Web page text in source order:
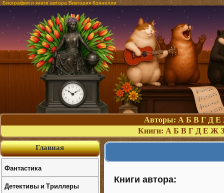
Биография и книги автора Виктория Коннелли
Авторы: А Б В Г Д Е
Книги: А Б В Г Д Е Ж З
Книги автора:
Главная
Фантастика
Детективы и Триллеры